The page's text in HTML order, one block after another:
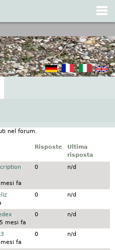
nel forum.
Risposte
Ultima
risposta
fa
0 n/d
0 n/d
mesi fa
0 n/d
fa
0 n/d